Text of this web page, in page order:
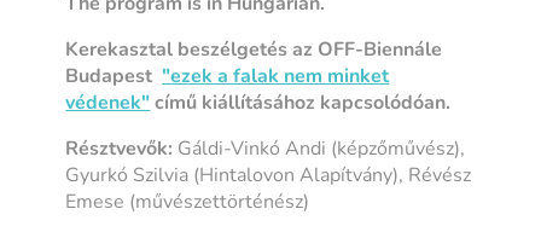
Kerekasztal beszélgetés az OFF-Biennále
Budapest "ezek a falak nem minket
védenek"című kiállításához kapcsolódóan.
Résztvevők: Gáldi-Vinkó Andi (képzőművész),
Gyurkó Szilvia (Hintalovon Alapítvány), Révész
Emese (művészettörténész)